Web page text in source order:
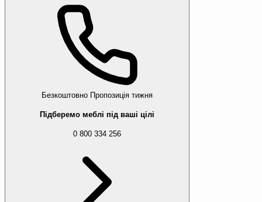
Безкоштовно Пропозиція тижня
Підберемо меблі під ваші цілі
0 800 334 256